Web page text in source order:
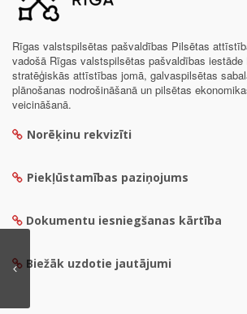
Rīgas valstspilsētas pašvaldības Pilsētas
vadošā Rīgas valstspilsētas pašvaldības iestāde
stratēģiskās attīstības jomā, galvaspilsētas
plānošanas nodrošināšanā un pilsētas
veicināšanā.
Norēķinu rekvizīti
Piekļūstamības paziņojums
Dokumentu iesniegšanas kārtība
Biežāk uzdotie jautājumi